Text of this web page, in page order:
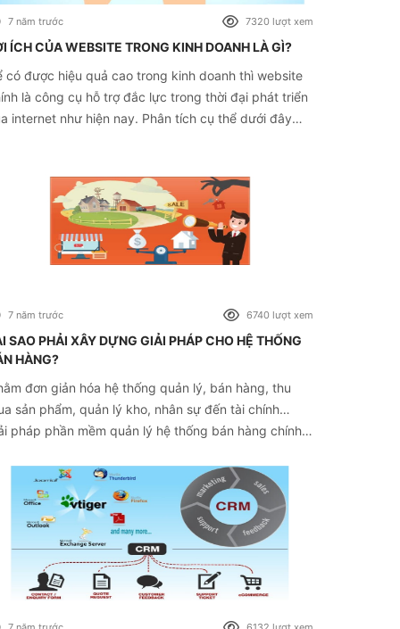
7 năm trước 7320 lượt xem
ÍCH CỦA WEBSITE TRONG KINH DOANH LÀ GÌ?
có được hiệu quả cao trong kinh doanh thì website
là công cụ hỗ trợ đắc lực trong thời đại phát triển
internet như hiện nay. Phân tích cụ thể dưới đây
7 năm trước 6740 lượt xem
SAO PHẢI XÂY DỰNG GIẢI PHÁP CHO HỆ THỐNG
HÀNG?
đơn giản hóa hệ thống quản lý, bán hàng, thu
sản phẩm, quản lý kho, nhân sự đến tài chính…
pháp phần mềm quản lý hệ thống bán hàng chính
lý cho sự phát triển toàn diện.